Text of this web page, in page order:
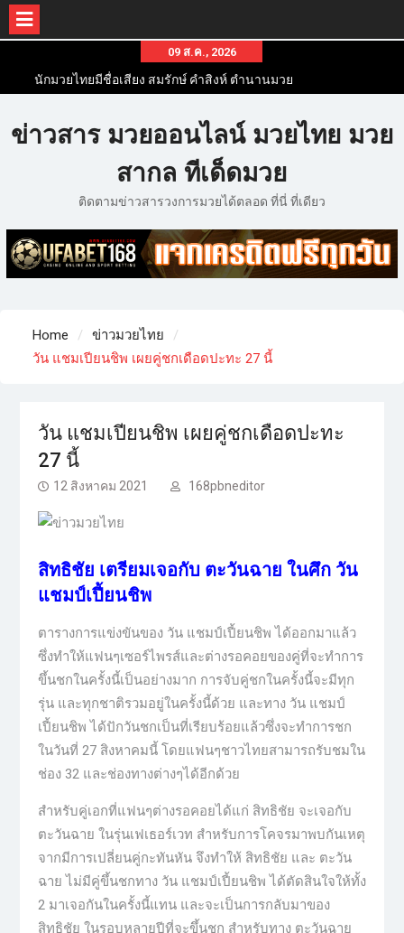
09 ส.ค., 2026
นักมวยไทยมีชื่อเสียง สมรักษ์ คำสิงห์ ตำนานมวย
นักมวยไทยชื่อดัง สุดยอดนักมวยไทยที่ดังไปทั่วโลก
ข่าวมวยไทยโครตฮอต เว็บข่าวมวยในทุกๆแวดวงมี
ข่าวสารวงการมวยมากมาย
ข่าวสาร มวยออนไลน์ มวยไทย มวย
สากล ทีเด็ดมวย
ติดตามข่าวสารวงการมวยได้ตลอด ที่นี่ ที่เดียว
Home
ข่าวมวยไทย
วัน แชมเปียนชิพ เผยคู่ชกเดือดปะทะ 27 นี้
วัน แชมเปียนชิพ เผยคู่ชกเดือดปะทะ
27 นี้
12 สิงหาคม 2021 168pbneditor
สิทธิชัย เตรียมเจอกับ ตะวันฉาย ในศึก วัน
แชมป์เปี้ยนชิพ
ตารางการแข่งขันของ วัน แชมป์เปี้ยนชิพ ได้ออกมาแล้ว
ซึ่งทำให้แฟนๆเซอร์ไพรส์และต่างรอคอยของคู่ที่จะทำการ
ขึ้นชกในครั้งนี้เป็นอย่างมาก การจับคู่ชกในครั้งนี้จะมีทุก
รุ่น และทุกชาติรวมอยู่ในครั้งนี้ด้วย และทาง วัน แชมป์
เปี้ยนชิพ ได้ปักวันชกเป็นที่เรียบร้อยแล้วซึ่งจะทำการชก
ในวันที่ 27 สิงหาคมนี้ โดยแฟนๆชาวไทยสามารถรับชมใน
ช่อง 32 และช่องทางต่างๆได้อีกด้วย
สำหรับคู่เอกที่แฟนๆต่างรอคอยได้แก่ สิทธิชัย จะเจอกับ
ตะวันฉาย ในรุ่นเฟเธอร์เวท สำหรับการโคจรมาพบกันเหตุ
จากมีการเปลี่ยนคู่กะทันหัน จึงทำให้ สิทธิชัย และ ตะวัน
ฉาย ไม่มีคู่ขึ้นชกทาง วัน แชมป์เปี้ยนชิพ ได้ตัดสินใจให้ทั้ง
2 มาเจอกันในครั้งนี้แทน และจะเป็นการกลับมาของ
สิทธิชัย ในรอบหลายปีที่จะขึ้นชก สำหรับทาง ตะวันฉาย